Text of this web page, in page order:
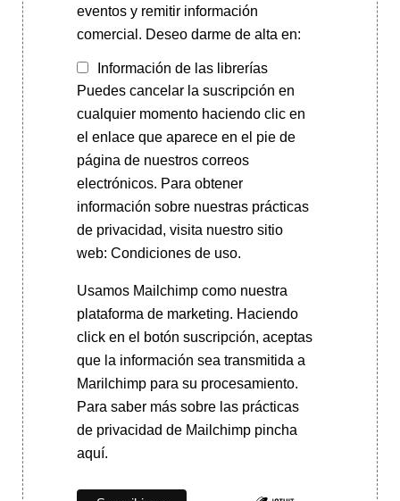
eventos y remitir información
comercial. Deseo darme de alta en:
Información de las librerías
Puedes cancelar la suscripción en
cualquier momento haciendo clic en
el enlace que aparece en el pie de
página de nuestros correos
electrónicos. Para obtener
información sobre nuestras prácticas
de privacidad, visita nuestro sitio
web: Condiciones de uso.
Usamos Mailchimp como nuestra
plataforma de marketing. Haciendo
click en el botón suscripción, aceptas
que la información sea transmitida a
Marilchimp para su procesamiento.
Para saber mássobre las prácticas
de privacidad de Mailchimp pincha
aquí.